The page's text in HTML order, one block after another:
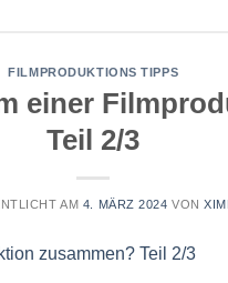
FILMPRODUKTIONS TIPPS
einer
Teil 2/3
AM 4. MÄRZ 2024 VON